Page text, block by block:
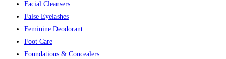
Facial Cleansers
False Eyelashes
Feminine Deodorant
Foot Care
Foundations & Concealers